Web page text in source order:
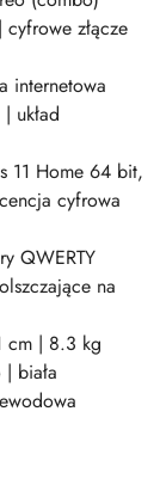
cyfrowe złącze
internetowa
układ
11 Home 64 bit,
cyfrowa
QWERTY
na
cm | 8.3 kg
biała